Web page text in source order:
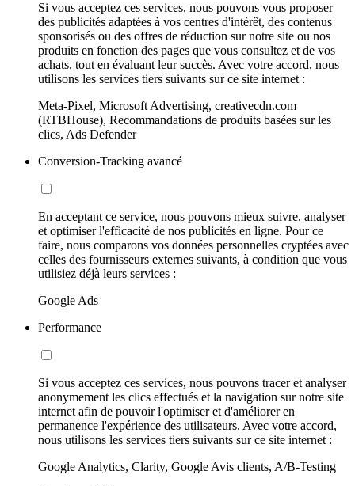
Si vous acceptez ces services, nous pouvons vous proposer
des publicités adaptées à vos centres d'intérêt, des contenus
sponsorisés ou des offres de réduction sur notre site ou nos
produits en fonction des pages que vous consultez et de vos
achats, tout en évaluant leur succès. Avec votre accord, nous
utilisons les services tiers suivants sur ce site internet :
Meta-Pixel, Microsoft Advertising, creativecdn.com
(RTBHouse), Recommandations de produits basées sur les
clics, Ads Defender
Conversion-Tracking avancé
En acceptant ce service, nous pouvons mieux suivre, analyser
et optimiser l'efficacité de nos publicités en ligne. Pour ce
faire, nous comparons vos données personnelles cryptées avec
celles des fournisseurs externes suivants, à condition que vous
utilisiez déjà leurs services :
Google Ads
Performance
Si vous acceptez ces services, nous pouvons tracer et analyser
anonymement les clics effectués et la navigation sur notre site
internet afin de pouvoir l'optimiser et d'améliorer en
permanence l'expérience des utilisateurs. Avec votre accord,
nous utilisons les services tiers suivants sur ce site internet :
Google Analytics, Clarity, Google Avis clients, A/B-Testing